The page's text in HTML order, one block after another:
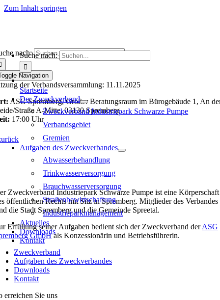
Zum Inhalt springen
nach:
Navigation
Startseite
Der Zweckverband
Zweckverband Industriepark Schwarze Pumpe
Verbandsgebiet
Gremien
Aufgaben des Zweckverbandes
Abwasserbehandlung
Trinkwasserversorgung
Brauchwasserversorgung
Straßenbewirtschaftung
Industrieparkmanagement
Aktuelles
Downloads
Kontakt
Suche nach:
der Verbandsversammlung: 11.11.2025
ASG Spremberg, Großer Beratungsraum im Bürogebäude 1, An
Straße A-Mitte, 03130 Spremberg
17:00 Uhr
Zweckverband Industriepark Schwarze Pumpe ist eine Körperschaft
öffentlichen Rechts mit Sitz in Spremberg. Mitglieder des Verbandes
die Stadt Spremberg und die Gemeinde Spreetal.
Erfüllung seiner Aufgaben bedient sich der Zweckverband derASG
GmbHals Konzessionärin und Betriebsführerin.
Zweckverband
Aufgaben des Zweckverbandes
Downloads
Kontakt
erreichen Sie uns